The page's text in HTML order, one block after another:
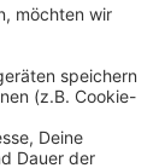
sich zu Ziel
auf die
das 60.000
15.000